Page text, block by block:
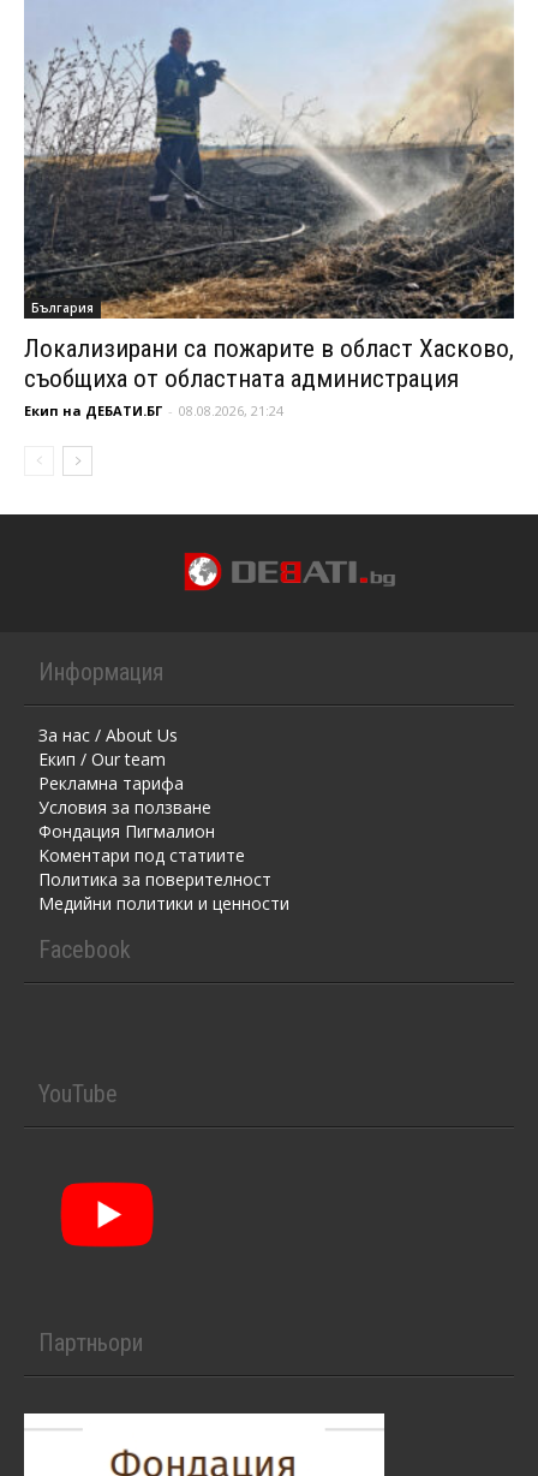
България
Локализирани са пожарите в област Хасково,
съобщиха от областната администрация
Екип на ДЕБАТИ.БГ - 08.08.2026, 21:24
Информация
За нас / About Us
Екип / Our team
Рекламна тарифа
Условия за ползване
Фондация Пигмалион
Kоментaри под статиите
Политика за поверителност
Медийни политики и ценности
Facebook
YouTube
Партньори